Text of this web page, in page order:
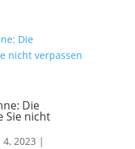
Die
Sie nicht
4, 2023 |